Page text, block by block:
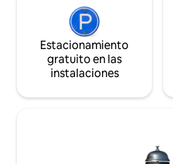
Estacionamiento
gratuito en las
instalaciones